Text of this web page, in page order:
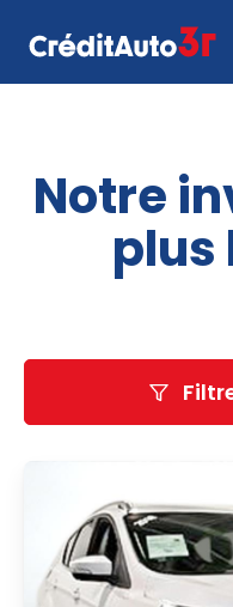
Comment ça
Nous joindre
Inventaire
Notre
plus